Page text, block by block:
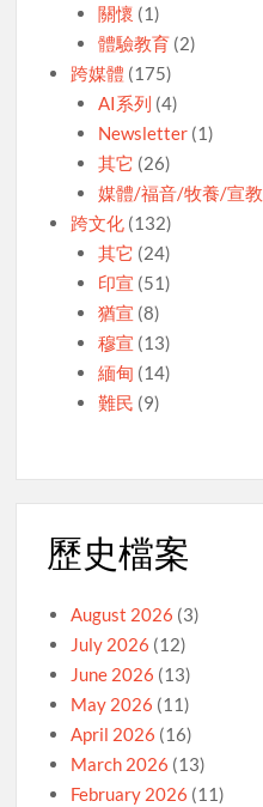
關懷 (1)
體驗教育(2)
跨媒體 (175)
AI系列 (4)
Newsletter(1)
其它 (26)
媒體/福音/牧養/宣教
跨文化 (132)
其它 (24)
印宣 (51)
猶宣 (8)
穆宣 (13)
緬甸 (14)
難民 (9)
歷史檔案
August 2026 (3)
July 2026 (12)
June 2026 (13)
May 2026 (11)
April 2026 (16)
March 2026 (13)
February 2026 (11)